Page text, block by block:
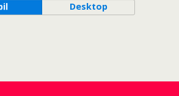
Desktop